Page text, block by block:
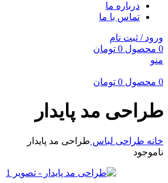
درباره ما
تماس با ما
ورود / ثبت نام
0 محصول 0 تومان
منو
0 محصول 0 تومان
طراحی مد پایدار
خانه طراحی لباس طراحی مد پایدار
ناموجود